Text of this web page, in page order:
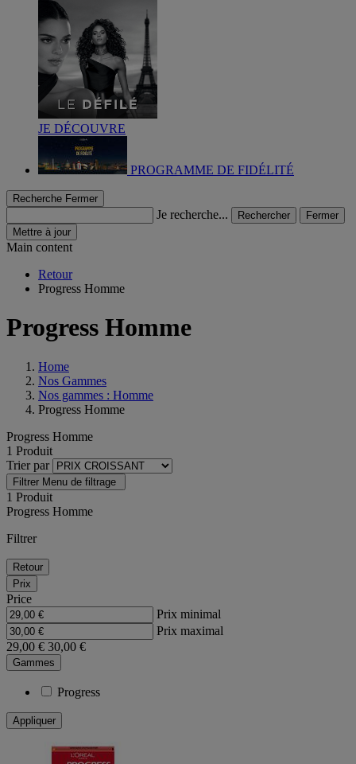
JE DÉCOUVRE
PROGRAMME DE FIDÉLITÉ
Recherche Fermer
Je recherche... Rechercher
Fermer
Mettre à jour
Main content
Retour
Progress Homme
Progress Homme
Home
Nos Gammes
Nos gammes : Homme
Progress Homme
Progress Homme
1 Produit
Trier par
Filtrer Menu de filtrage
1 Produit
Progress Homme
Filtrer
Retour
Prix
Price
Prix minimal
Prix maximal
29,00 € 30,00 €
Gammes
Progress
Appliquer